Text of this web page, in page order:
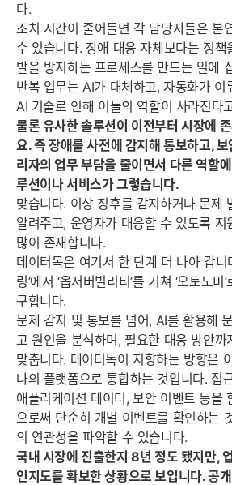
다.
조치 시간이 줄어들면 각 담당자들은 본
수 있습니다. 장애 대응 자체보다는 정책
발을 방지하는 프로세스를 만드는 일에
반복 업무는 AI가 대체하고, 자동화가 이
AI 기술로 인해 이들의 역할이 사라진다
물론 유사한 솔루션이 이전부터 시장에
요. 즉 장애를 사전에 감지해 통보하고,
리자의 업무 부담을 줄이면서 다른 역할
루션이나 서비스가 그렇습니다.
맞습니다. 이상 징후를 감지하거나 문제
알려주고, 운영자가 대응할 수 있도록 지
많이 존재합니다.
데이터독은 여기서 한 단계 더 나아 갑니
링’에서 ‘옵저버빌리티’를 거쳐 ‘오토노
구합니다.
문제 감지 및 통보를 넘어, AI를 활용해
고 원인을 분석하며, 필요한 대응 방안까
맞춥니다. 데이터독이 지향하는 방향은
나의 플랫폼으로 통합하는 것입니다. 접
애플리케이션 데이터, 보안 이벤트 등을
으로써 단순히 개별 이벤트를 확인하는
의 연관성을 파악할 수 있습니다.
국내 시장에 진출한지 8년 정도 됐지만,
인지도를 확보한 상황으로 보입니다. 공